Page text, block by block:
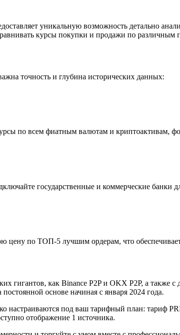
уникальную возможность детально
курсы покупки и продажи по различным
точность и глубина исторических данных:
по всем фиатным валютам и криптоактивам,
государственные и коммерческие банки
по ТОП-5 лучшим ордерам, что
гигантов, как Binance P2P и OKX P2P, а также
основе начиная с января 2024 года.
настраиваются под ваш тарифный план: тариф
отображение 1 источника.